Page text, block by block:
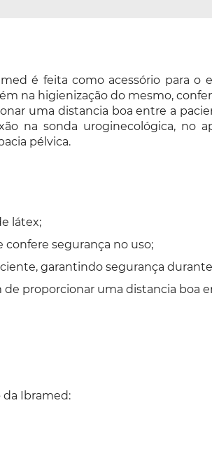
é feita como acessório para
na higienização do mesmo,
uma distancia boa entre a
na sonda uroginecológica, no
pélvica.
látex;
segurança no uso;
garantindo segurança
proporcionar uma distancia boa
Ibramed: